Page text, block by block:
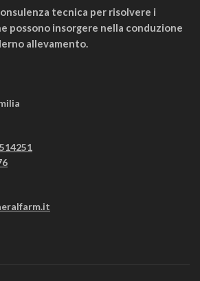
tecnica per risolvere i
possono insorgere nella conduzione
allevamento.